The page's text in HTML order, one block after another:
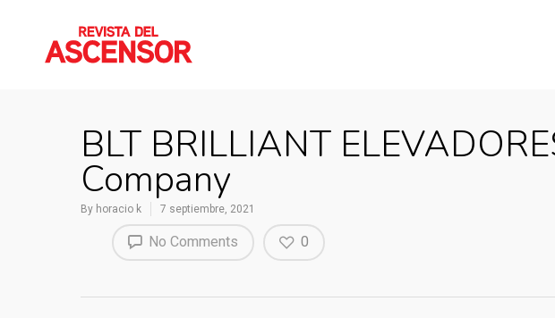
BLT BRILLIANT
Company
By horacio k 7 septiembre, 2021
No Comments 0